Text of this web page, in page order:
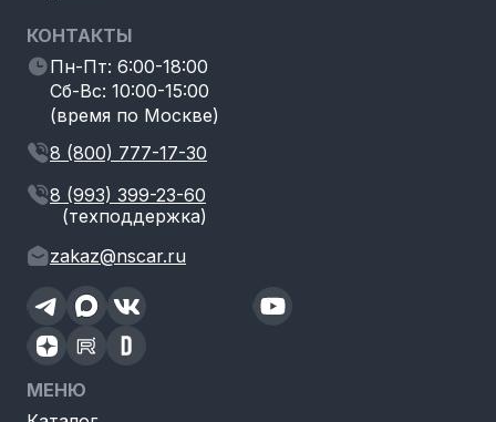
КОНТАКТЫ
Пн-Пт: 6:00-18:00
Сб-Вс: 10:00-15:00
(время по Москве)
8 (800) 777-17-30
8 (993) 399-23-60
(техподдержка)
zakaz@nscar.ru
МЕНЮ